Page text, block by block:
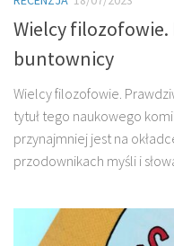
Wielcy
buntownicy
Wielcy filozofowie.
tytuł tego naukowego
przynajmniej jest na
przodownikach myśli i